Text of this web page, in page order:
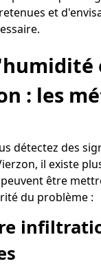
et
: les
détectez des
il existe
être
du problème :